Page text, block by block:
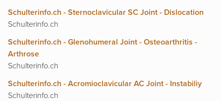
Schulterinfo.ch - Sternoclavicular SC Joint - Dislocation
Schulterinfo.ch
Schulterinfo.ch - Glenohumeral Joint - Osteoarthritis -
Arthrose
Schulterinfo.ch
Schulterinfo.ch - Acromioclavicular AC Joint - Instabiliy
Schulterinfo.ch